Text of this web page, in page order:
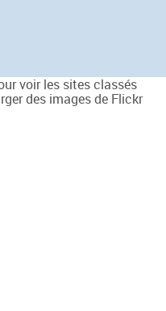
voir les sites classés
des images de Flickr